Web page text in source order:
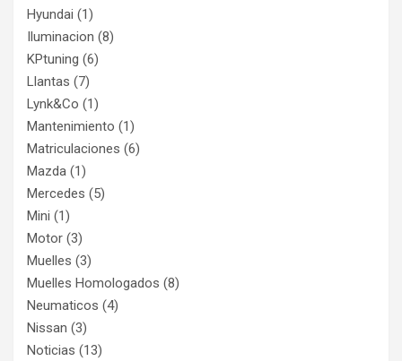
Hyundai (1)
Iluminacion (8)
KPtuning (6)
Llantas (7)
Lynk&Co (1)
Mantenimiento (1)
Matriculaciones (6)
Mazda (1)
Mercedes (5)
Mini (1)
Motor (3)
Muelles (3)
Muelles Homologados (8)
Neumaticos (4)
Nissan (3)
Noticias (13)